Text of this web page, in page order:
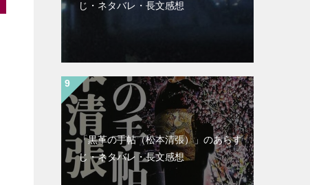
じ・ネタバレ・長文感想
「黒革の手帖（松本清張）」のあらす
じ・ネタバレ・長文感想